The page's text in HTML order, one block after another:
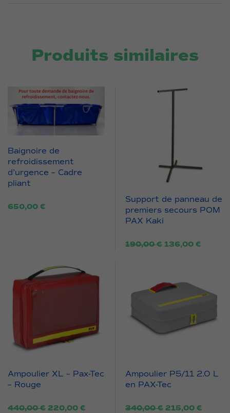
Produits similaires
Baignoire de
refroidissement
d’urgence – Cadre
pliant
650,00 €
Support de panneau de
premiers secours POM
PAX Kaki
190,00€ Le
190,00 €.
136,00 €
Ampoulier XL – Pax-Tec
– Rouge
440,00€ Le
220,00 €
Ampoulier P5/11 2.0 L
en PAX-Tec
340,00€ Le
215,00 €